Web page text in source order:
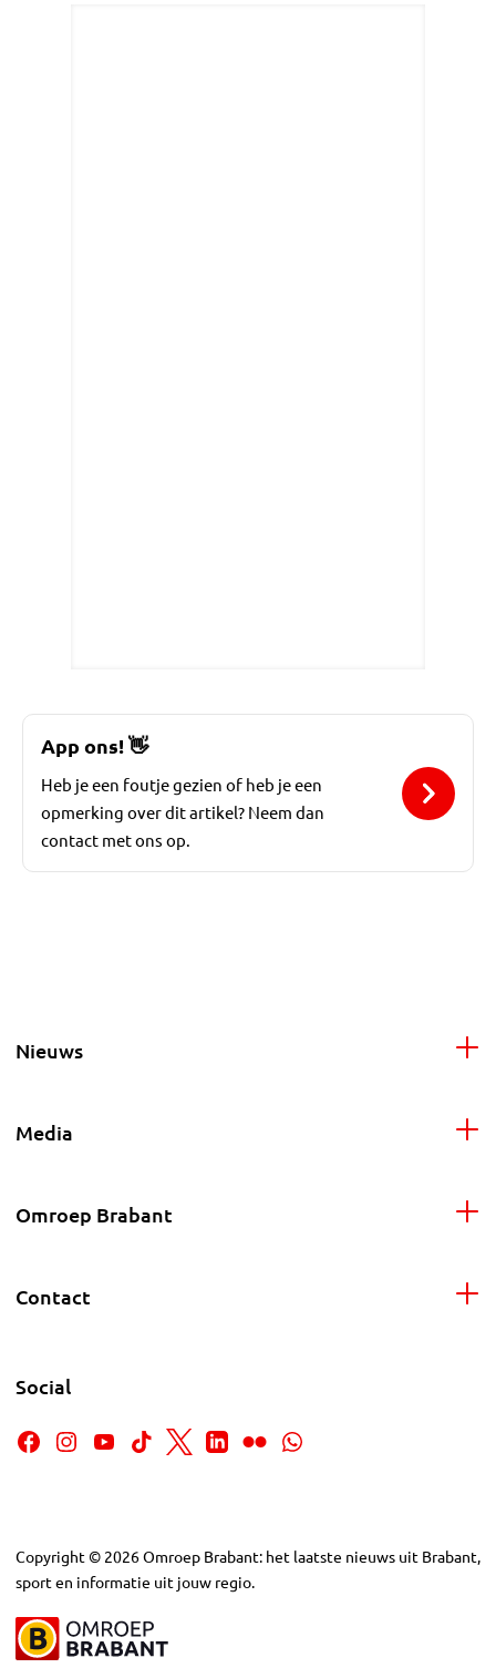
App ons!👋
Heb je een foutje gezien of heb je een
opmerking over dit artikel? Neem dan
contact met ons op.
Nieuws
Media
Omroep Brabant
Contact
Social
Copyright © 2026Omroep Brabant: het laatste nieuws uit Brabant,
sport en informatie uit jouw regio.